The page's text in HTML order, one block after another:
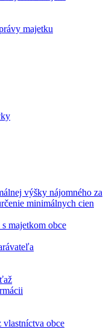
majetku
výšky nájomného za
minimálnych cien
majetkom obce
vlastníctva obce